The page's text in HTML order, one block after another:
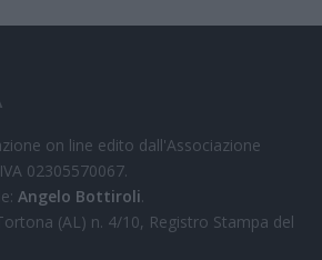
on line edito dall'Associazione
02305570067.
Angelo Bottiroli.
(AL) n. 4/10, Registro Stampa del